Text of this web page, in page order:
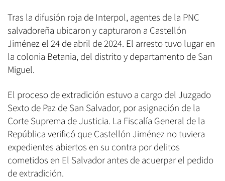
Tras la difusión roja de Interpol, agentes de la PNC
salvadoreña ubicaron y capturaron a Castellón
Jiménez el 24 de abril de 2024. El arresto tuvo lugar en
la colonia Betania, del distrito y departamento de San
Miguel.
El proceso de extradición estuvo a cargo del Juzgado
Sexto de Paz de San Salvador, por asignación de la
Corte Suprema de Justicia. La Fiscalía General de la
República verificó que Castellón Jiménez no tuviera
expedientes abiertos en su contra por delitos
cometidos en El Salvador antes de acuerpar el pedido
de extradición.